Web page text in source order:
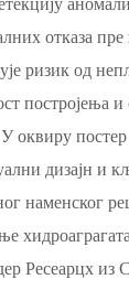
отказа
ризик од
постројења
оквиру постер
дизајн и
наменског
Ресеарцх